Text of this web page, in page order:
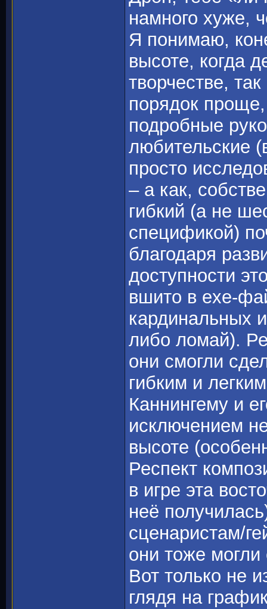
намного хуже,
Я понимаю,
высоте, когда
творчестве,
порядок
подробные
любительские
просто
– а как,
гибкий (а не
спецификой)
благодаря
доступности
вшито в exe-
кардинальных
либо ломай).
они смогли
гибким и
Каннингему и
исключением
высоте
Респект
в игре эта
неё
сценаристам/
они тоже
Вот только не
глядя на